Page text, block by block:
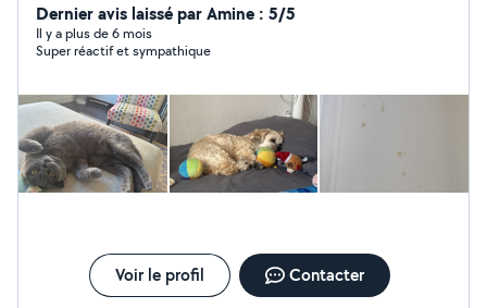
Dernier avis laissé par Amine : 5/5
Il y a plus de 6 mois
Super réactif et sympathique
Voir le profil Contacter